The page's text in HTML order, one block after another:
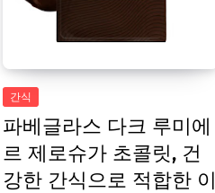
간식
파베글라스 다크 루미에
르 제로슈가 초콜릿, 건
강한 간식으로 적합한 이